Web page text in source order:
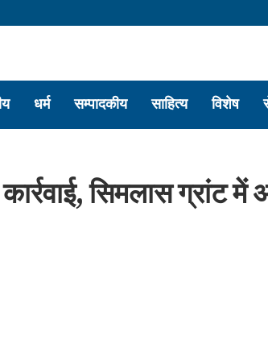
धर्म सम्पादकीय साहित्य विशेष
सिमलास ग्रांट में